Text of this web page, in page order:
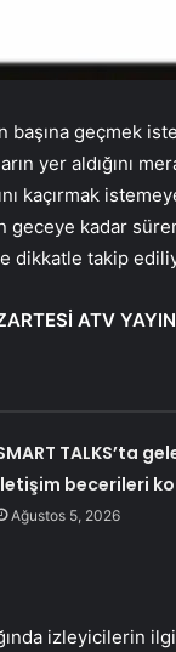
başına geçmek
yer aldığını
kaçırmak
geceye kadar
dikkatle takip
ATV
TALKS’ta
becerileri
Ağustos 5, 2026
izleyicilerin